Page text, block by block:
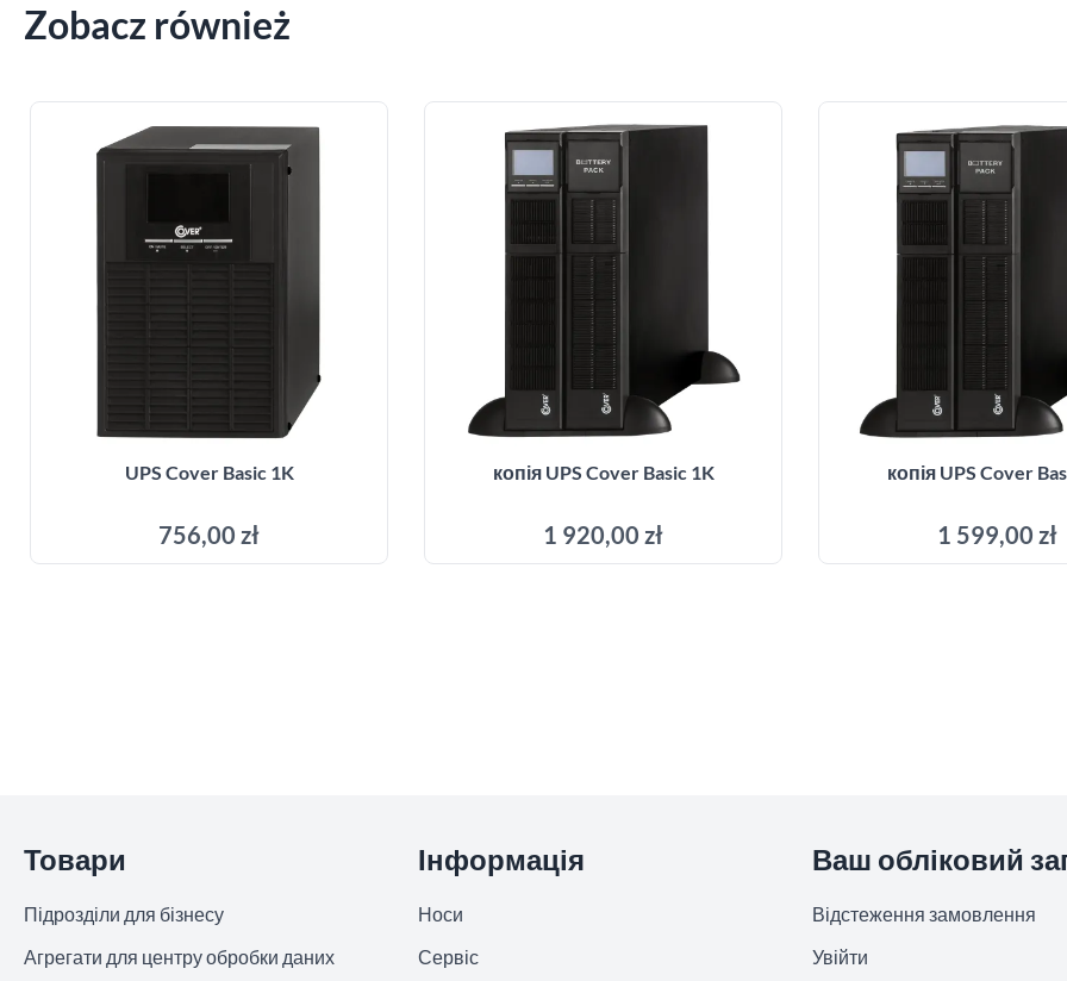
Zobacz również
UPS Cover Basic 1K
756,00 zł
копія UPS Cover Basic 1K
1 920,00 zł
копія UPS Cover
1 599,00 zł
Товари
Підрозділи для бізнесу
Агрегати для центру обробки даних
Інформація
Носи
Сервіс
Ваш обліковий
Відстеження замовлення
Увійти